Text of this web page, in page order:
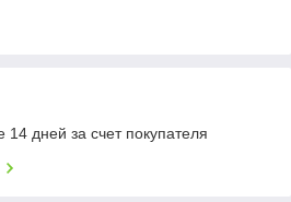
14 дней за счет покупателя